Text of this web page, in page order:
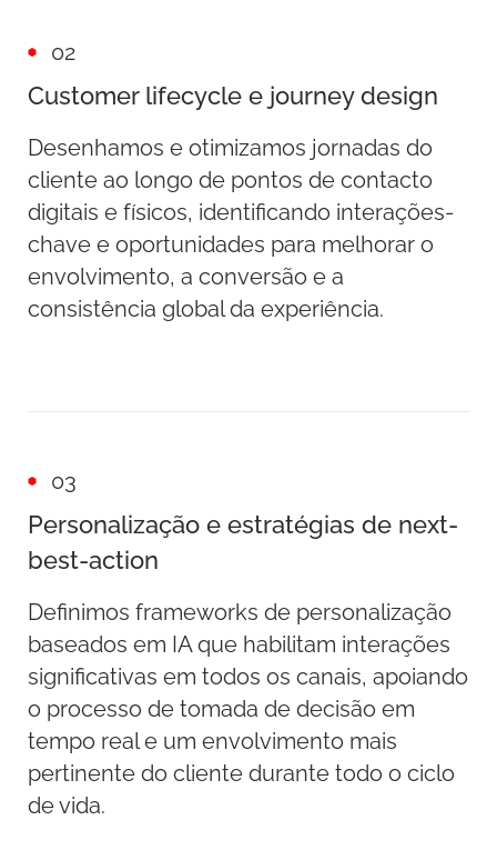
02
Customer lifecycle e journey design
Desenhamos e otimizamos jornadas do
cliente ao longo de pontos de contacto
digitais e físicos, identificando interações-
chave e oportunidades para melhorar o
envolvimento, a conversão e a
consistência global da experiência.
03
Personalização e estratégias de next-
best-action
Definimos frameworks de personalização
baseados em IA que habilitam interações
significativas em todos os canais, apoiando
o processo de tomada de decisão em
tempo real e um envolvimento mais
pertinente do cliente durante todo o ciclo
de vida.